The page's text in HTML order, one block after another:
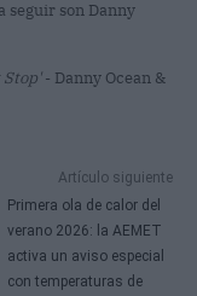
seguir son Danny
Stop'- Danny Ocean &
Artículo siguiente
Primera ola de calor del
verano 2026: la AEMET
activa un aviso especial
con temperaturas de